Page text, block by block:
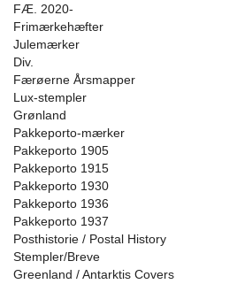
FÆ. 2020-
Frimærkehæfter
Julemærker
Div.
Færøerne Årsmapper
Lux-stempler
Grønland
Pakkeporto-mærker
Pakkeporto 1905
Pakkeporto 1915
Pakkeporto 1930
Pakkeporto 1936
Pakkeporto 1937
Posthistorie / Postal History
Stempler/Breve
Greenland / Antarktis Covers